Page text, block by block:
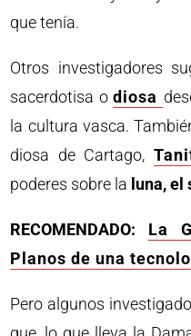
que tenía.
Otros investigadores
sacerdotisa odiosa
la cultura vasca.
diosa de Cartago,
poderes sobre la luna,
RECOMENDADO: La
Planos de una
Pero algunos